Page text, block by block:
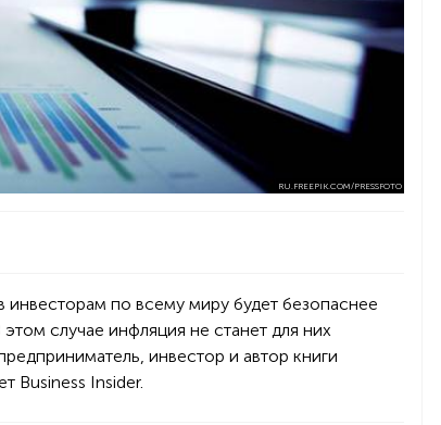
RU.FREEPIK.COM/PRESSFOTO
по всему миру будет безопаснее
случае инфляция не станет для них
инвестор и автор книги
Business Insider.